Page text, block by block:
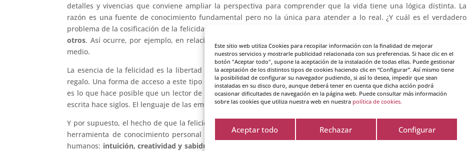
Este sitio web utiliza Cookies para recopilar información con la finalidad de mejorar
nuestros servicios y mostrarle publicidad relacionada con sus preferencias. Si hace clic en el
botón "Aceptar todo", supone la aceptación de la instalación de todas ellas. Puede gestionar
la aceptación de los distintos tipos de cookies haciendo clic en “Configurar”. Así mismo tiene
la posibilidad de configurar su navegador pudiendo, si así lo desea, impedir que sean
instaladas en su disco duro, aunque deberá tener en cuenta que dicha acción podrá
ocasionar dificultades de navegación en la página web. Puede consultar más información
sobre las cookies que utiliza nuestra web en nuestra política de cookies.
Aceptar todo Rechazar Configurar
detalles y vivencias que conviene ampliar la perspectiva para comprender que la vida tiene una lógica distinta. La
razón es una fuente de conocimiento fundamental pero no la única para atender a lo real. ¿Y cuál es el verdadero
problema de la cosificación de la felicidad? Que nosotros mismos corremos el riesgo de ser cosificados o de
otros. Así ocurre, por ejemplo, en relaciones de utilidad e interés en donde el otro es tratado únicamente como un
medio.
La esencia de la felicidad es la libertad y la dignidad. Conceptos que nunca pueden ser empaquetados en papel de
regalo. Una forma de acceso a este tipo de experiencia trascendental es el arte. Como por ejemplo, la literatura. Esto
es lo que hace posible que un lector de nuestro tiempo pueda sentirse totalmente identificado con una obra que fue
escrita hace siglos. El lenguaje de las emociones y los sentimientos conecta con lo esencial del ser humano.
Y por supuesto, el hecho de que la felicidad no se pueda cosificar da un mayor sentido de sabiduría al coaching. Una
herramienta de conocimiento personal que cada cliente hace propia. A partir de ingredientes que son totalmente
humanos: intuición, creatividad y sabiduría del corazón